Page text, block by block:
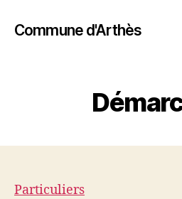
Commune d'Arthès
Particuliers